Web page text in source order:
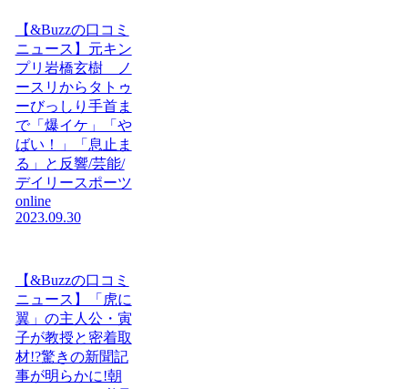
【&Buzzの口コミ
ニュース】元キン
プリ岩橋玄樹 ノ
ースリからタトゥ
ーびっしり手首ま
で「爆イケ」「や
ばい！」「息止ま
る」と反響/芸能/
デイリースポーツ
online
2023.09.30
【&Buzzの口コミ
ニュース】「虎に
翼」の主人公・寅
子が教授と密着取
材!?驚きの新聞記
事が明らかに!朝